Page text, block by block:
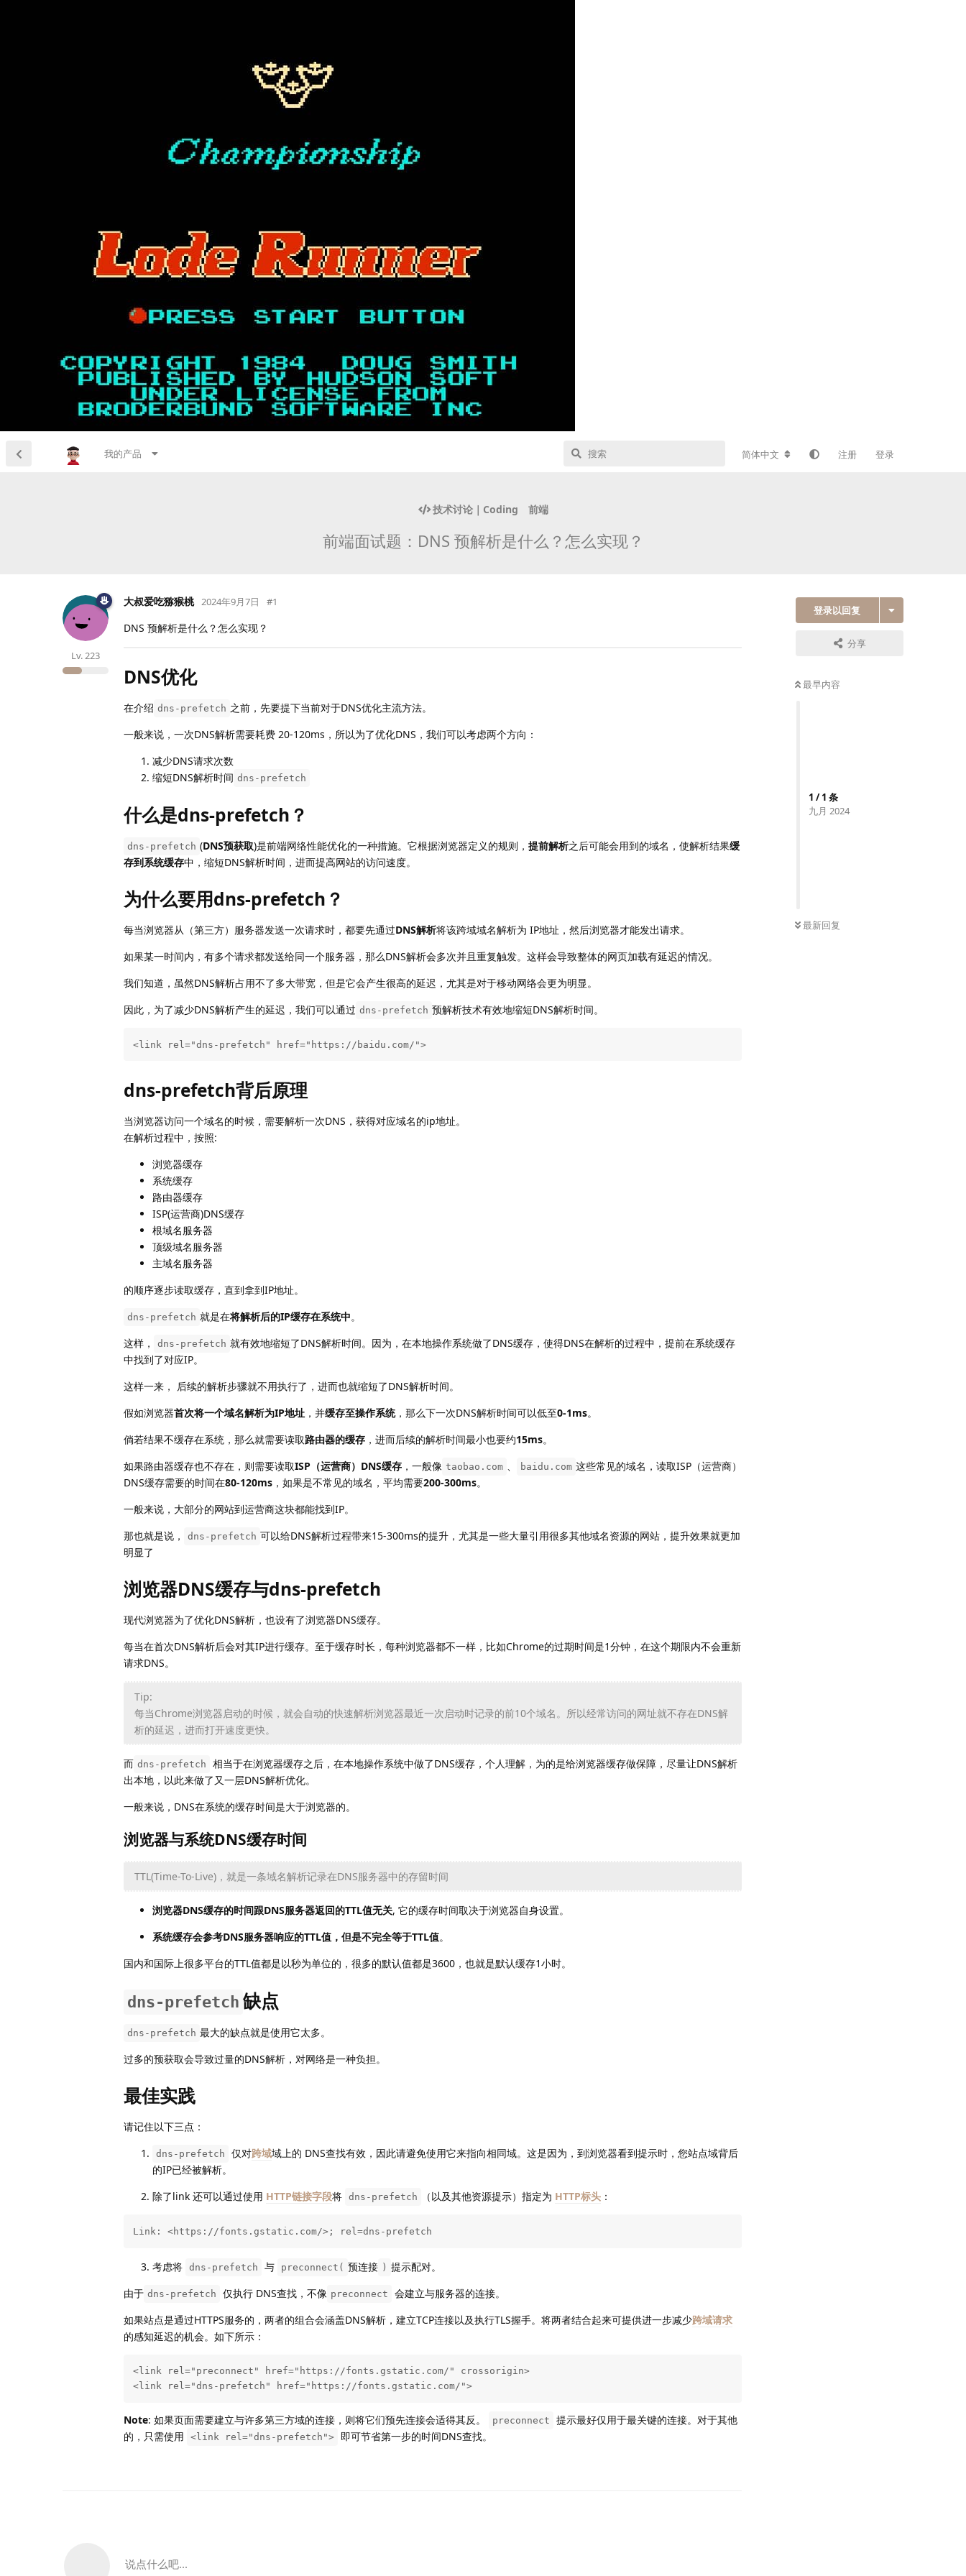
我的产品 简体中文 注册 登录
技术讨论｜Coding 前端
前端面试题：DNS 预解析是什么？怎么实现？
登录以回复
分享
最早内容
1 /1 条
九月 2024
最新回复
大叔爱吃猕猴桃
Lv.223
2024年9月7日 #1
DNS 预解析是什么？怎么实现？
DNS优化
在介绍 dns-prefetch 之前，先要提下当前对于DNS优化主流方法。
一般来说，一次DNS解析需要耗费 20-120ms，所以为了优化DNS，我们可以考虑两个方向：
减少DNS请求次数
缩短DNS解析时间 dns-prefetch
什么是dns-prefetch？
dns-prefetch (DNS预获取)是前端网络性能优化的一种措施。它根据浏览器定义的规则， 提前解析之后可能会用到的域名，使解析结果缓
存到系统缓存中，缩短DNS解析时间，进而提高网站的访问速度。
为什么要用dns-prefetch？
每当浏览器从（第三方）服务器发送一次请求时，都要先通过DNS解析将该跨域域名解析为 IP地址，然后浏览器才能发出请求。
如果某一时间内，有多个请求都发送给同一个服务器，那么DNS解析会多次并且重复触发。这样会导致整体的网页加载有延迟的情况。
我们知道，虽然DNS解析占用不了多大带宽，但是它会产生很高的延迟，尤其是对于移动网络会更为明显。
因此，为了减少DNS解析产生的延迟，我们可以通过 dns-prefetch 预解析技术有效地缩短DNS解析时间。
<link rel="dns-prefetch" href="https://baidu.com/">
dns-prefetch背后原理
当浏览器访问一个域名的时候，需要解析一次DNS，获得对应域名的ip地址。
在解析过程中，按照:
浏览器缓存
系统缓存
路由器缓存
ISP(运营商)DNS缓存
根域名服务器
顶级域名服务器
主域名服务器
的顺序逐步读取缓存，直到拿到IP地址。
dns-prefetch 就是在将解析后的IP缓存在系统中。
这样，
dns-prefetch 就有效地缩短了DNS解析时间。因为，在本地操作系统做了DNS缓存，使得DNS在解析的过程中，提前在系统缓存
中找到了对应IP。
这样一来， 后续的解析步骤就不用执行了，进而也就缩短了DNS解析时间。
假如浏览器首次将一个域名解析为IP地址 ，并缓存至操作系统，那么下一次DNS解析时间可以低至0-1ms。
倘若结果不缓存在系统，那么就需要读取路由器的缓存 ，进而后续的解析时间最小也要约15ms。
如果路由器缓存也不存在，则需要读取ISP（运营商）DNS缓存 ，一般像 taobao.com 、 baidu.com 这些常见的域名，读取ISP（运营商）
DNS缓存需要的时间在80-120ms ，如果是不常见的域名，平均需要200-300ms。
一般来说，大部分的网站到运营商这块都能找到IP。
那也就是说，
dns-prefetch 可以给DNS解析过程带来15-300ms的提升，尤其是一些大量引用很多其他域名资源的网站，提升效果就更加
明显了
浏览器DNS缓存与dns-prefetch
现代浏览器为了优化DNS解析，也设有了浏览器DNS缓存。
每当在首次DNS解析后会对其IP进行缓存。至于缓存时长，每种浏览器都不一样，比如Chrome的过期时间是1分钟，在这个期限内不会重新
请求DNS。
Tip:
每当Chrome浏览器启动的时候，就会自动的快速解析浏览器最近一次启动时记录的前10个域名。所以经常访问的网址就不存在DNS解
析的延迟，进而打开速度更快。
而 dns-prefetch
相当于在浏览器缓存之后，在本地操作系统中做了DNS缓存，个人理解，为的是给浏览器缓存做保障，尽量让DNS解析
出本地，以此来做了又一层DNS解析优化。
一般来说，DNS在系统的缓存时间是大于浏览器的。
浏览器与系统DNS缓存时间
TTL(Time-To-Live)，就是一条域名解析记录在DNS服务器中的存留时间
浏览器DNS缓存的时间跟DNS服务器返回的TTL值无关, 它的缓存时间取决于浏览器自身设置。
系统缓存会参考DNS服务器响应的TTL值，但是不完全等于TTL值。
国内和国际上很多平台的TTL值都是以秒为单位的，很多的默认值都是3600，也就是默认缓存1小时。
dns-prefetch 缺点
dns-prefetch 最大的缺点就是使用它太多。
过多的预获取会导致过量的DNS解析，对网络是一种负担。
最佳实践
请记住以下三点：
dns-prefetch 仅对跨域域上的 DNS查找有效，因此请避免使用它来指向相同域。这是因为，到浏览器看到提示时，您站点域背后
的IP已经被解析。
除了link 还可以通过使用 HTTP链接字段将 dns-prefetch （以及其他资源提示）指定为 HTTP标头 ：
Link: <https://fonts.gstatic.com/>; rel=dns-prefetch
考虑将 dns-prefetch 与 preconnect( 预连接 ) 提示配对。
由于 dns-prefetch 仅执行 DNS查找，不像 preconnect
会建立与服务器的连接。
如果站点是通过HTTPS服务的，两者的组合会涵盖DNS解析，建立TCP连接以及执行TLS握手。将两者结合起来可提供进一步减少跨域请求
的感知延迟的机会。如下所示：
<link rel="preconnect" href="https://fonts.gstatic.com/" crossorigin>
<link rel="dns-prefetch" href="https://fonts.gstatic.com/">
Note: 如果页面需要建立与许多第三方域的连接，则将它们预先连接会适得其反。 preconnect
提示最好仅用于最关键的连接。对于其他
的，只需使用
<link rel="dns-prefetch"> 即可节省第一步的时间DNS查找。
说点什么吧...